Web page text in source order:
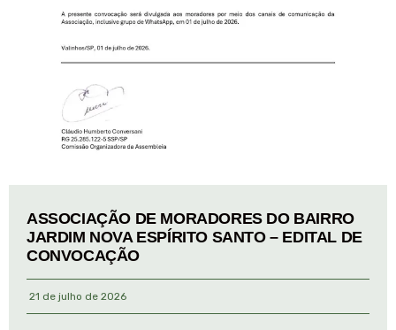
ASSOCIAÇÃO DE MORADORES DO BAIRRO
JARDIM NOVA ESPÍRITO SANTO – EDITAL DE
CONVOCAÇÃO
21 de julho de 2026